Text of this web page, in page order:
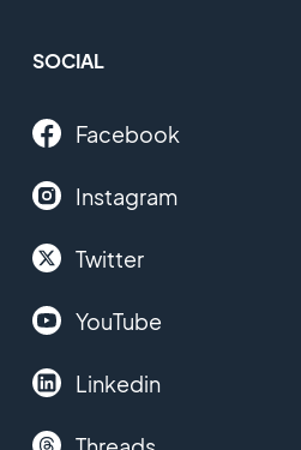
SOCIAL
Facebook
Instagram
Twitter
YouTube
Linkedin